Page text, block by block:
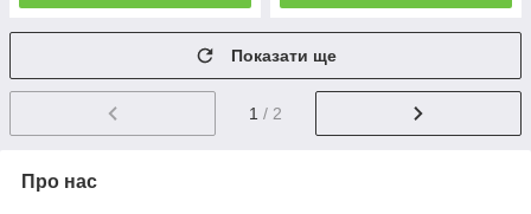
Показати ще
1 / 2
Про нас